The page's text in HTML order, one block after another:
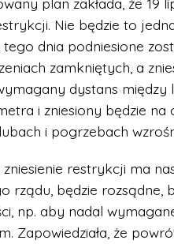
Nie będzie to
tego dnia podniesione
zamkniętych, a
dystans między
i zniesiony będzie
i pogrzebach
zniesienie restrykcji ma
rządu, będzie
np. aby nadal
Zapowiedziała, że